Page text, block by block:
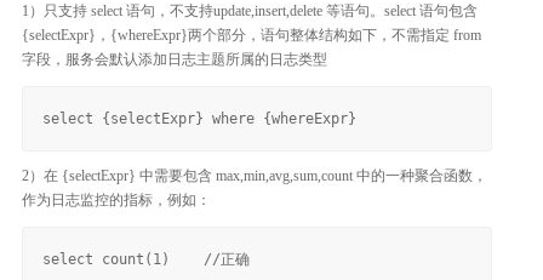
1）只支持 select 语句，不支持update,insert,delete 等语句。select 语句包含
{selectExpr}，{whereExpr}两个部分，语句整体结构如下，不需指定 from
字段，服务会默认添加日志主题所属的日志类型
2）在 {selectExpr} 中需要包含 max,min,avg,sum,count 中的一种聚合函数，
作为日志监控的指标，例如：
select count(1)    //正确